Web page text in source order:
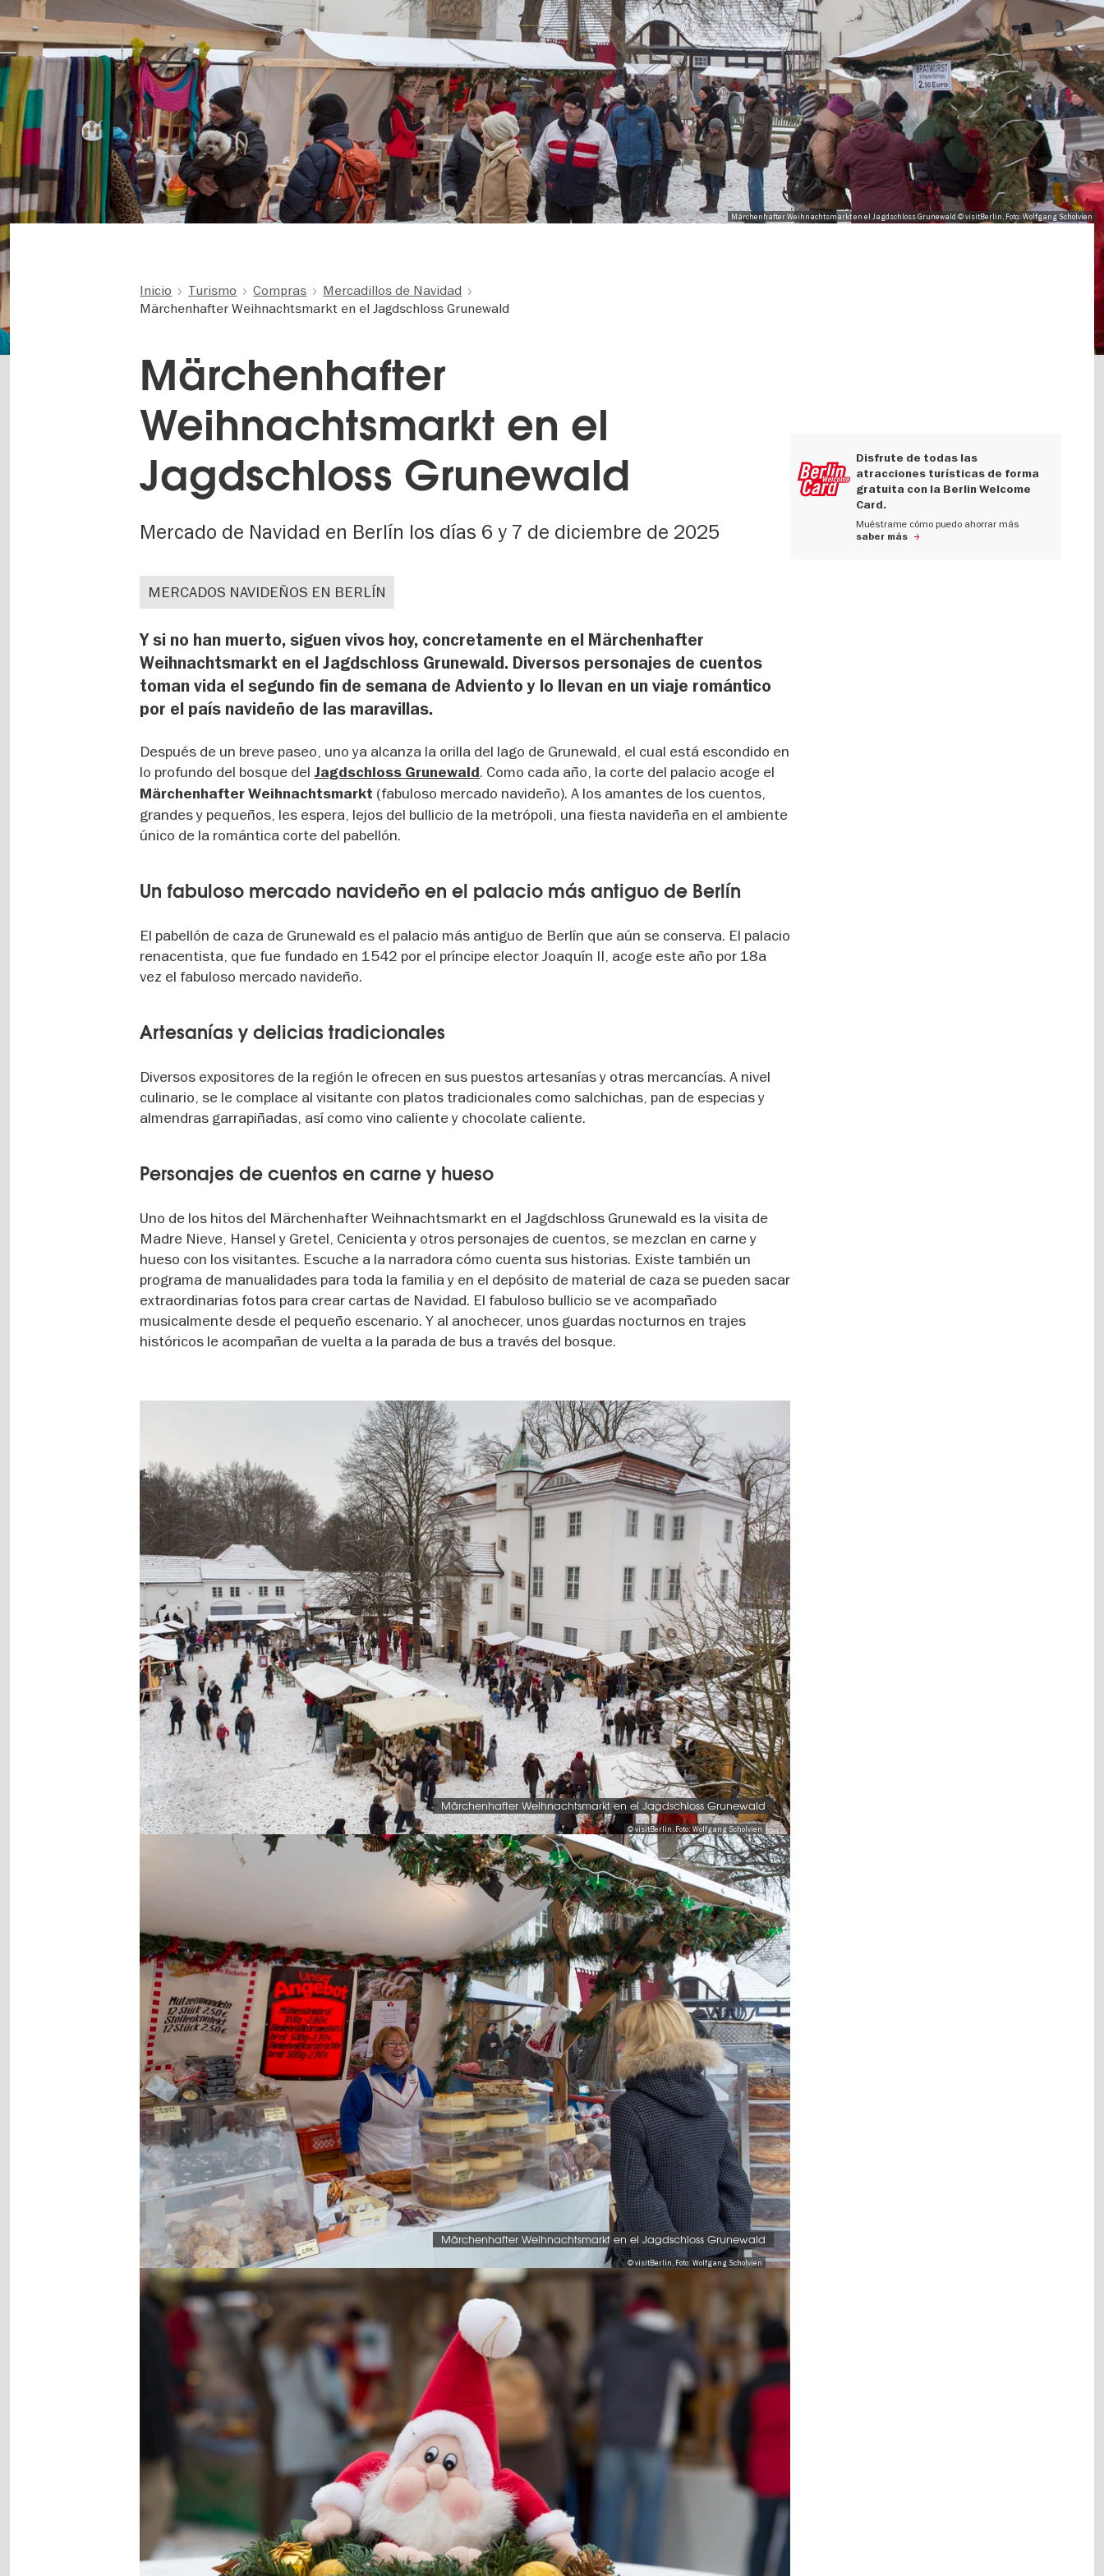
Märchenhafter Weihnachtsmarkt en el Jagdschloss Grunewald © visitBerlin, Foto: Wolfgang Scholvien
Inicio Turismo Compras
Mercadillos de Navidad
Märchenhafter Weihnachtsmarkt en el Jagdschloss Grunewald
Märchenhafter
Weihnachtsmarkt en el
Jagdschloss Grunewald
Mercado de Navidad en Berlín los días 6 y 7 de diciembre de 2025
Disfrute de todas las
atracciones turísticas de forma
gratuita con la Berlin Welcome
Card.
Muéstrame cómo puedo ahorrar más
saber más
MERCADOS NAVIDEÑOS EN BERLÍN
Y si no han muerto, siguen vivos hoy, concretamente en el Märchenhafter
Weihnachtsmarkt en el Jagdschloss Grunewald. Diversos personajes de cuentos
toman vida el segundo fin de semana de Adviento y lo llevan en un viaje romántico
por el país navideño de las maravillas.
Después de un breve paseo, uno ya alcanza la orilla del lago de Grunewald, el cual está escondido en
lo profundo del bosque del Jagdschloss Grunewald. Como cada año, la corte del palacio acoge el
Märchenhafter Weihnachtsmarkt (fabuloso mercado navideño). A los amantes de los cuentos,
grandes y pequeños, les espera, lejos del bullicio de la metrópoli, una fiesta navideña en el ambiente
único de la romántica corte del pabellón.
Un fabuloso mercado navideño en el palacio más antiguo de Berlín
El pabellón de caza de Grunewald es el palacio más antiguo de Berlín que aún se conserva. El palacio
renacentista, que fue fundado en 1542 por el príncipe elector Joaquín II, acoge este año por 18a
vez el fabuloso mercado navideño.
Artesanías y delicias tradicionales
Diversos expositores de la región le ofrecen en sus puestos artesanías y otras mercancías. A nivel
culinario, se le complace al visitante con platos tradicionales como salchichas, pan de especias y
almendras garrapiñadas, así como vino caliente y chocolate caliente.
Personajes de cuentos en carne y hueso
Uno de los hitos del Märchenhafter Weihnachtsmarkt en el Jagdschloss Grunewald es la visita de
Madre Nieve, Hansel y Gretel, Cenicienta y otros personajes de cuentos, se mezclan en carne y
hueso con los visitantes. Escuche a la narradora cómo cuenta sus historias. Existe también un
programa de manualidades para toda la familia y en el depósito de material de caza se pueden sacar
extraordinarias fotos para crear cartas de Navidad. El fabuloso bullicio se ve acompañado
musicalmente desde el pequeño escenario. Y al anochecer, unos guardas nocturnos en trajes
históricos le acompañan de vuelta a la parada de bus a través del bosque.
© visitBerlin, Foto: Wolfgang Scholvien
Märchenhafter Weihnachtsmarkt en el Jagdschloss Grunewald
© visitBerlin, Foto: Wolfgang Scholvien
Märchenhafter Weihnachtsmarkt en el Jagdschloss Grunewald